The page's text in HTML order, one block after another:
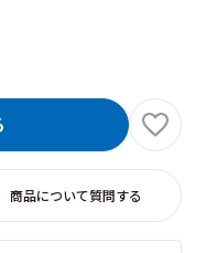
商品について質問する